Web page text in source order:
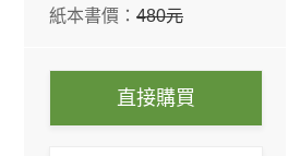
紙本書價：480元
直接購買